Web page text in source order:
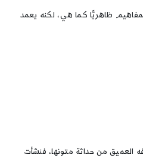
ظاهريًّا كما هي، لكنه يعمد
العميق من حداثة متونها، فنشأت